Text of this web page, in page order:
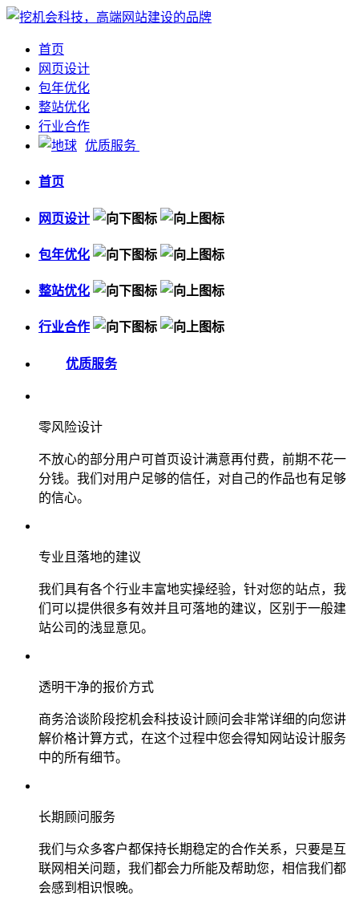
首页
网页设计
包年优化
整站优化
行业合作
优质服务
首页
网页设计
包年优化
整站优化
行业合作
优质服务
零风险设计
不放心的部分用户可首页设计满意再付费，前期不花一
分钱。我们对用户足够的信任，对自己的作品也有足够
的信心。
专业且落地的建议
我们具有各个行业丰富地实操经验，针对您的站点，我
们可以提供很多有效并且可落地的建议，区别于一般建
站公司的浅显意见。
透明干净的报价方式
商务洽谈阶段挖机会科技设计顾问会非常详细的向您讲
解价格计算方式，在这个过程中您会得知网站设计服务
中的所有细节。
长期顾问服务
我们与众多客户都保持长期稳定的合作关系，只要是互
联网相关问题，我们都会力所能及帮助您，相信我们都
会感到相识恨晚。